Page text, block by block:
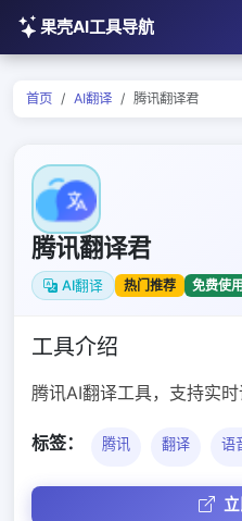
果壳AI工具导航
首页 AI翻译 腾讯翻译君
腾讯翻译君
AI翻译 热门推荐 免费使用
工具介绍
腾讯AI翻译工具，支持实时
标签： 腾讯 翻译 语